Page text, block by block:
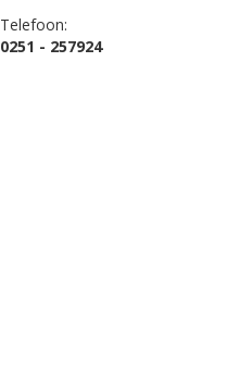
Telefoon:
0251 - 257924